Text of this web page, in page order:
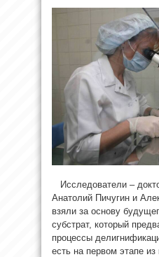
Исследователи –
Анатолий Пичугин и
взяли за основу
субстрат, который
процессы
есть на первом этапе